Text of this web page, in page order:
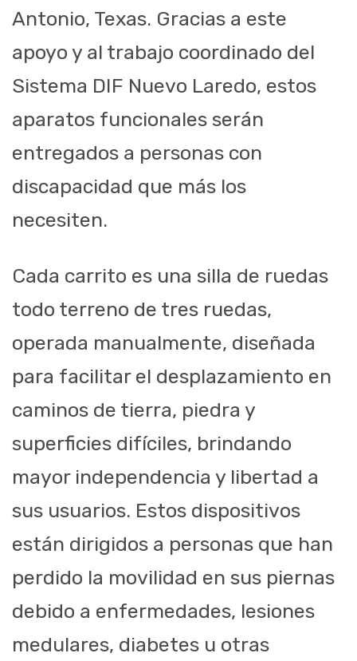
Antonio, Texas. Gracias a este
apoyo y al trabajo coordinado del
Sistema DIF Nuevo Laredo, estos
aparatos funcionales serán
entregados a personas con
discapacidad que más los
necesiten.
Cada carrito es una silla de ruedas
todo terreno de tres ruedas,
operada manualmente, diseñada
para facilitar el desplazamiento en
caminos de tierra, piedra y
superficies difíciles, brindando
mayor independencia y libertad a
sus usuarios. Estos dispositivos
están dirigidos a personas que han
perdido la movilidad en sus piernas
debido a enfermedades, lesiones
medulares, diabetes u otras